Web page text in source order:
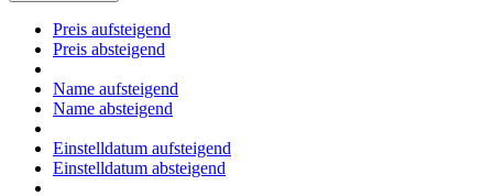
Preis aufsteigend
Preis absteigend
Name aufsteigend
Name absteigend
Einstelldatum aufsteigend
Einstelldatum absteigend